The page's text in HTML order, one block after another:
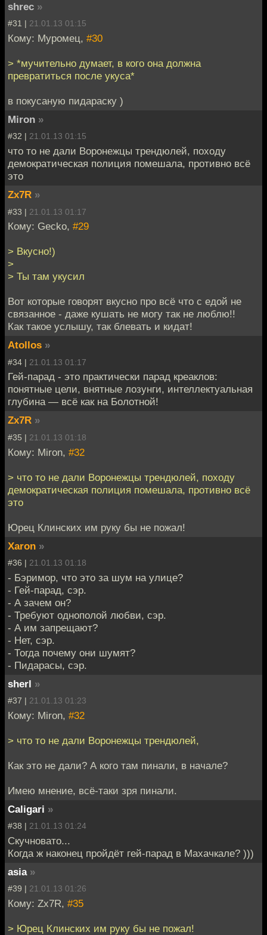
shrec »
#31 | 21.01.13 01:15
Кому: Муромец, #30
> *мучительно думает, в кого она должна
превратиться после укуса*
в покусаную пидараску )
Miron »
#32 | 21.01.13 01:15
что то не дали Воронежцы трендюлей, походу
демократическая полиция помешала, противно всё
это
Zx7R »
#33 | 21.01.13 01:17
Кому: Gecko, #29
> Вкусно!)
>
> Ты там укусил
Вот которые говорят вкусно про всё что с едой не
связанное - даже кушать не могу так не люблю!!
Как такое услышу, так блевать и кидат!
Atollos »
#34 | 21.01.13 01:17
Гей-парад - это практически парад креаклов:
понятные цели, внятные лозунги, интеллектуальная
глубина — всё как на Болотной!
Zx7R »
#35 | 21.01.13 01:18
Кому: Miron, #32
> что то не дали Воронежцы трендюлей, походу
демократическая полиция помешала, противно всё
это
Юрец Клинских им руку бы не пожал!
Xaron »
#36 | 21.01.13 01:18
- Бэримор, что это за шум на улице?
- Гей-парад, сэр.
- А зачем он?
- Требуют однополой любви, сэр.
- А им запрещают?
- Нет, сэр.
- Тогда почему они шумят?
- Пидарасы, сэр.
sherl »
#37 | 21.01.13 01:23
Кому: Miron, #32
> что то не дали Воронежцы трендюлей,
Как это не дали? А кого там пинали, в начале?
Имею мнение, всё-таки зря пинали.
Caligari »
#38 | 21.01.13 01:24
Скучновато...
Когда ж наконец пройдёт гей-парад в Махачкале? )))
asia »
#39 | 21.01.13 01:26
Кому: Zx7R, #35
> Юрец Клинских им руку бы не пожал!